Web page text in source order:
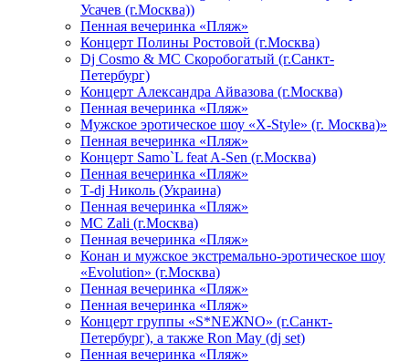
Усачев (г.Москва))
Пенная вечеринка «Пляж»
Концерт Полины Ростовой (г.Москва)
Dj Cosmo & МС Скоробогатый (г.Санкт-
Петербург)
Концерт Александра Айвазова (г.Москва)
Пенная вечеринка «Пляж»
Мужское эротическое шоу «X-Style» (г. Москва)»
Пенная вечеринка «Пляж»
Концерт Samo`L feat A-Sen (г.Москва)
Пенная вечеринка «Пляж»
Т-dj Николь (Украина)
Пенная вечеринка «Пляж»
МС Zali (г.Москва)
Пенная вечеринка «Пляж»
Конан и мужское экстремально-эротическое шоу
«Evolution» (г.Москва)
Пенная вечеринка «Пляж»
Пенная вечеринка «Пляж»
Концерт группы «S*NEЖNO» (г.Санкт-
Петербург), а также Ron May (dj set)
Пенная вечеринка «Пляж»